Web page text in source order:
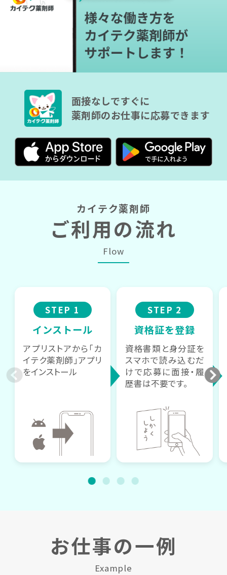
面接なしですぐに
薬剤師のお仕事に応募できます
カイテク薬剤師
ご利用の流れ
Flow
STEP 1
インストール
アプリストアから「カ
イテク薬剤師」アプリ
をインストール
STEP 2
資格証を登録
資格書類と身分証を
スマホで読み込むだ
けで応募に面接・履
歴書は不要です。
お仕事の一例
Example